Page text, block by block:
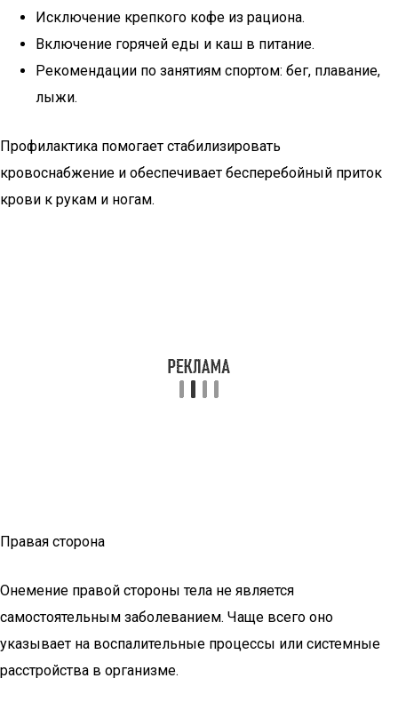
Исключение крепкого кофе из рациона.
Включение горячей еды и каш в питание.
Рекомендации по занятиям спортом: бег, плавание,
лыжи.
Профилактика помогает стабилизировать
кровоснабжение и обеспечивает бесперебойный приток
крови к рукам и ногам.
Правая сторона
Онемение правой стороны тела не является
самостоятельным заболеванием. Чаще всего оно
указывает на воспалительные процессы или системные
расстройства в организме.